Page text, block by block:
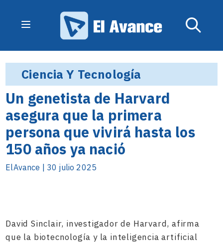
Ciencia Y Tecnología
Un genetista de Harvard
asegura que la primera
persona que vivirá hasta los
150 años ya nació
ElAvance | 30 julio 2025
David Sinclair, investigador de Harvard, afirma
que la biotecnología y la inteligencia artificial